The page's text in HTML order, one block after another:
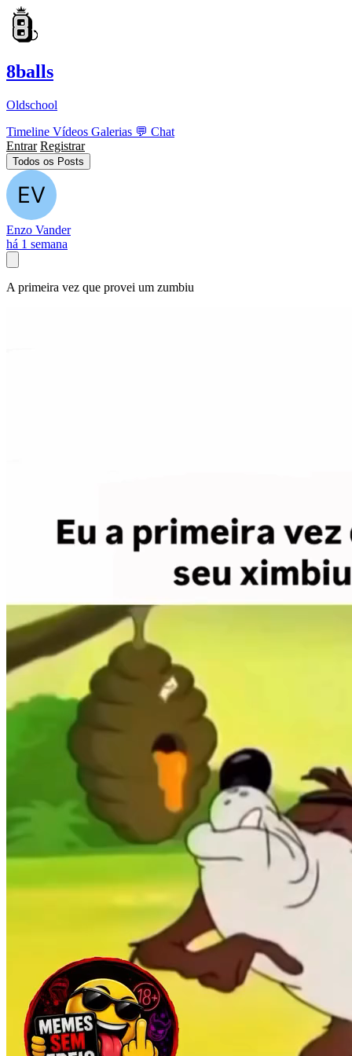
8balls
Oldschool
Timeline Vídeos Galerias 💬 Chat
Entrar Registrar
Todos os Posts
Enzo Vander
há 1 semana
A primeira vez que provei um zumbiu